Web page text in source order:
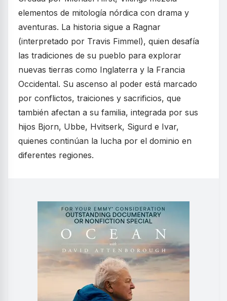
elementos de mitología nórdica con drama y
aventuras. La historia sigue a Ragnar
(interpretado por Travis Fimmel), quien desafía
las tradiciones de su pueblo para explorar
nuevas tierras como Inglaterra y la Francia
Occidental. Su ascenso al poder está marcado
por conflictos, traiciones y sacrificios, que
también afectan a su familia, integrada por sus
hijos Bjorn, Ubbe, Hvitserk, Sigurd e Ivar,
quienes continúan la lucha por el dominio en
diferentes regiones.